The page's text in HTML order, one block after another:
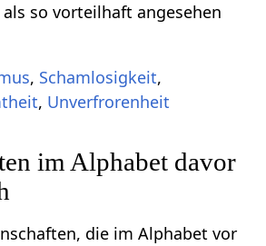
so vorteilhaft angesehen
, Schamlosigkeit,
, Unverfrorenheit
im Alphabet davor
die im Alphabet vor